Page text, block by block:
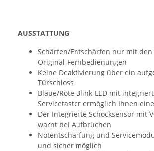
AUSSTATTUNG
Schärfen/Entschärfen nur mit den
Original-Fernbedienungen
Keine Deaktivierung über ein
Türschloss
Blaue/Rote Blink-LED mit
Servicetaster ermöglich Ihnen
Der Integrierte Schocksensor mit
warnt bei Aufbrüchen
Notentschärfung und
und sicher möglich